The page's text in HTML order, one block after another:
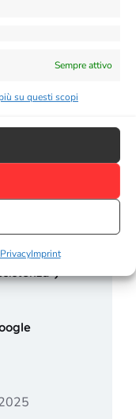
Sempre attivo
su questi scopi
Imprint